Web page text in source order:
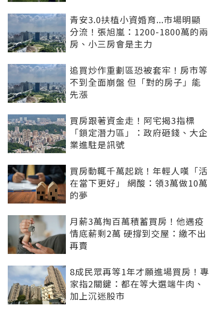
青安3.0扶植小資婚育...市場明顯
分流！張旭嵐：1200-1800萬的兩
房、小三房會是主力
追買炒作重劃區恐被套牢！房市等
不到全面崩盤 但「對的房子」能
先漲
買房跟著資金走！阿宅揭3指標
「鎖定潛力區」：政府砸錢、大企
業進駐是訊號
買房動輒千萬起跳！年輕人嘆「活
在當下更好」 網酸：領3萬做10萬
的夢
月薪3萬掏百萬積蓄買房！他遇疫
情底薪剩2萬 硬撐到交屋：繳不出
再賣
8成民眾再等1年才願進場買房！專
家指2關鍵：都在等大選端牛肉、
加上沉迷股市